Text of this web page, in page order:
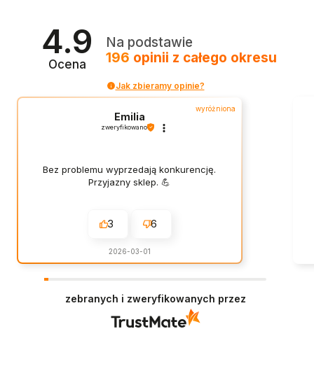
4.9
Ocena
Na podstawie
196 opinii z całego okresu
Jak zbieramy opinie?
wyróżniona
Emilia
zweryfikowano
Bez problemu wyprzedają konkurencję.
Przyjazny sklep. 💪
3 6
2026-03-01
zebranych i zweryfikowanych przez